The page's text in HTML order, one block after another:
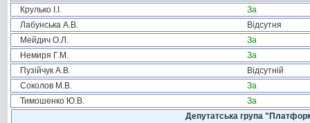
Крулько І.І.
За
Лабунська А.В.
Відсутня
Мейдич О.Л.
За
Немиря Г.М.
За
Пузійчук А.В.
Відсутній
Соколов М.В.
За
Тимошенко Ю.В.
За
Депутатська група